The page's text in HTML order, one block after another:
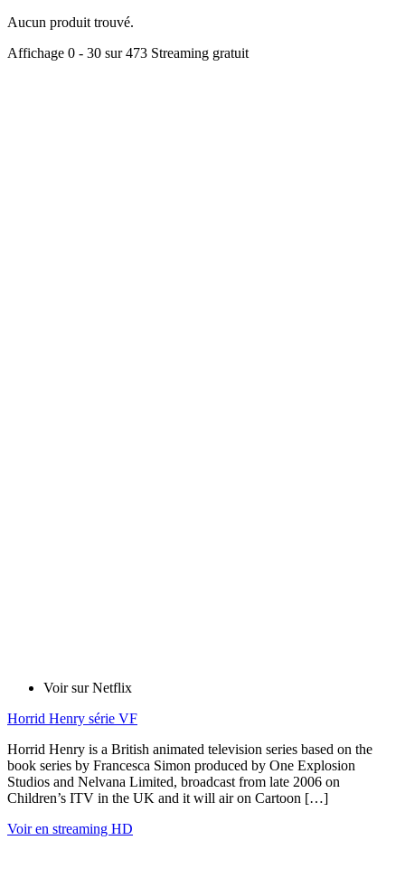
Aucun produit trouvé.
Affichage 0 - 30 sur 473 Streaming gratuit
Voir sur Netflix
Horrid Henry série VF
Horrid Henry is a British animated television series based on the
book series by Francesca Simon produced by One Explosion
Studios and Nelvana Limited, broadcast from late 2006 on
Children’s ITV in the UK and it will air on Cartoon […]
Voir en streaming HD